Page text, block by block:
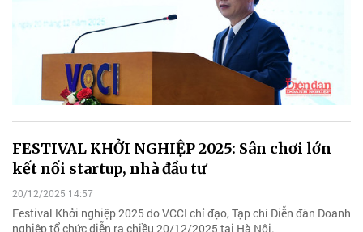
FESTIVAL KHỞI NGHIỆP 2025: Sân chơi lớn
kết nối startup, nhà đầu tư
20/12/2025 14:57
Festival Khởi nghiệp 2025 do VCCI chỉ đạo, Tạp chí Diễn đàn Doanh
nghiệp tổ chức diễn ra chiều 20/12/2025 tại Hà Nội.